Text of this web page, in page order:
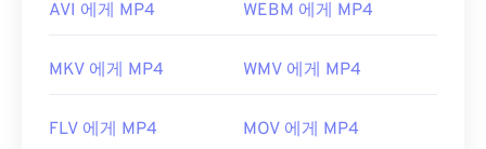
AVI 에게 MP4 WEBM 에게 MP4
MKV 에게 MP4 WMV 에게 MP4
FLV 에게 MP4 MOV 에게 MP4